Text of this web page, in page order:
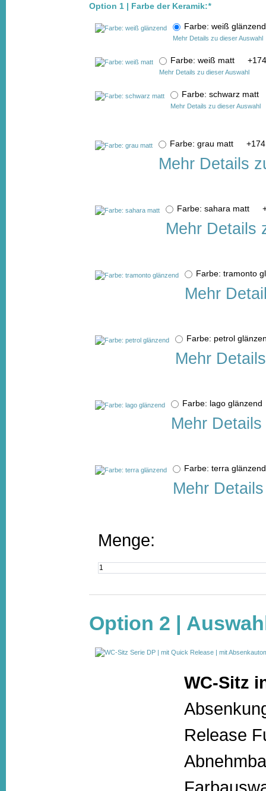
Option 1 | Farbe der Keramik:*
Farbe: weiß
Mehr Details zu dieser Auswahl
Farbe: weiß matt +
Mehr Details zu dieser Auswahl
Farbe: schwarz matt
Mehr Details zu dieser Auswahl
Farbe: grau matt +
Mehr Details
Farbe: sahara matt
Mehr Details
Farbe: tramonto
Mehr
Farbe: petrol
Mehr
Farbe: lago
Mehr
Farbe: terra
Mehr
Menge:
Option 2 |
WC-Sitz
Release